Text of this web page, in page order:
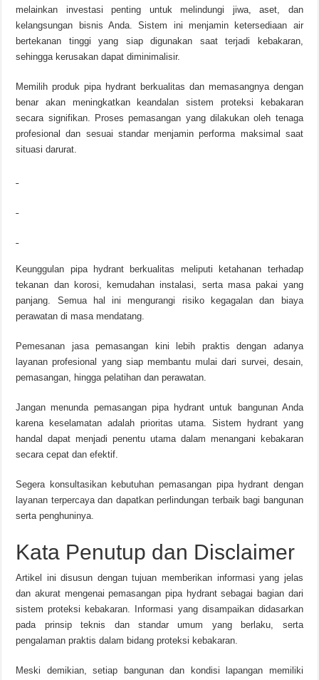
melainkan investasi penting untuk melindungi jiwa, aset, dan
kelangsungan bisnis Anda. Sistem ini menjamin ketersediaan air
bertekanan tinggi yang siap digunakan saat terjadi kebakaran,
sehingga kerusakan dapat diminimalisir.
Memilih produk pipa hydrant berkualitas dan memasangnya dengan
benar akan meningkatkan keandalan sistem proteksi kebakaran
secara signifikan. Proses pemasangan yang dilakukan oleh tenaga
profesional dan sesuai standar menjamin performa maksimal saat
situasi darurat.
Keunggulan pipa hydrant berkualitas meliputi ketahanan terhadap
tekanan dan korosi, kemudahan instalasi, serta masa pakai yang
panjang. Semua hal ini mengurangi risiko kegagalan dan biaya
perawatan di masa mendatang.
Pemesanan jasa pemasangan kini lebih praktis dengan adanya
layanan profesional yang siap membantu mulai dari survei, desain,
pemasangan, hingga pelatihan dan perawatan.
Jangan menunda pemasangan pipa hydrant untuk bangunan Anda
karena keselamatan adalah prioritas utama. Sistem hydrant yang
handal dapat menjadi penentu utama dalam menangani kebakaran
secara cepat dan efektif.
Segera konsultasikan kebutuhan pemasangan pipa hydrant dengan
layanan terpercaya dan dapatkan perlindungan terbaik bagi bangunan
serta penghuninya.
Kata Penutup dan Disclaimer
Artikel ini disusun dengan tujuan memberikan informasi yang jelas
dan akurat mengenai pemasangan pipa hydrant sebagai bagian dari
sistem proteksi kebakaran. Informasi yang disampaikan didasarkan
pada prinsip teknis dan standar umum yang berlaku, serta
pengalaman praktis dalam bidang proteksi kebakaran.
Meski demikian, setiap bangunan dan kondisi lapangan memiliki